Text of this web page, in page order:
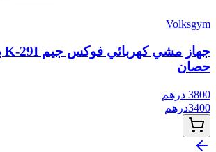
Volksgym
حصان
3800 درهم
3400درهم